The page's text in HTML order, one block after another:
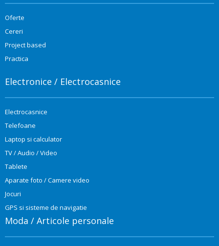
Oferte
Cereri
Project based
Practica
Electronice / Electrocasnice
Electrocasnice
Telefoane
Laptop si calculator
TV / Audio / Video
Tablete
Aparate foto / Camere video
Jocuri
GPS si sisteme de navigatie
Moda / Articole personale